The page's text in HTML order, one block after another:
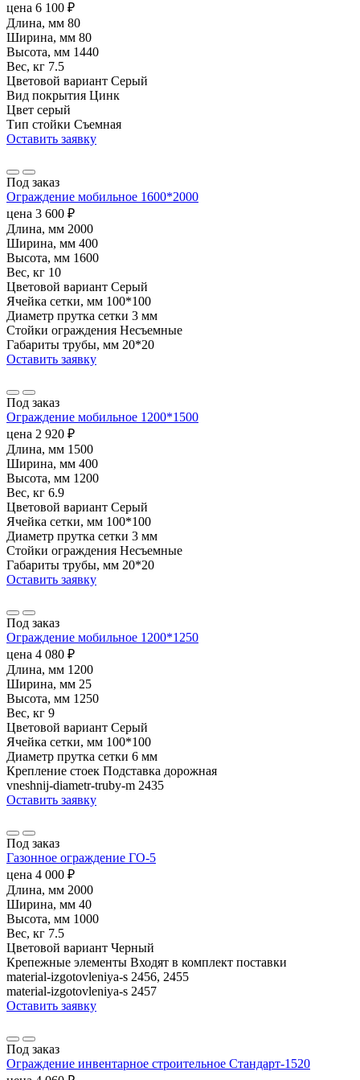
цена 6 100 ₽
Длина, мм 80
Ширина, мм 80
Высота, мм 1440
Вес, кг 7.5
Цветовой вариант Серый
Вид покрытия Цинк
Цвет серый
Тип стойки Съемная
Оставить заявку
Под заказ
Ограждение мобильное 1600*2000
цена 3 600 ₽
Длина, мм 2000
Ширина, мм 400
Высота, мм 1600
Вес, кг 10
Цветовой вариант Серый
Ячейка сетки, мм 100*100
Диаметр прутка сетки 3 мм
Стойки ограждения Несъемные
Габариты трубы, мм 20*20
Оставить заявку
Под заказ
Ограждение мобильное 1200*1500
цена 2 920 ₽
Длина, мм 1500
Ширина, мм 400
Высота, мм 1200
Вес, кг 6.9
Цветовой вариант Серый
Ячейка сетки, мм 100*100
Диаметр прутка сетки 3 мм
Стойки ограждения Несъемные
Габариты трубы, мм 20*20
Оставить заявку
Под заказ
Ограждение мобильное 1200*1250
цена 4 080 ₽
Длина, мм 1200
Ширина, мм 25
Высота, мм 1250
Вес, кг 9
Цветовой вариант Серый
Ячейка сетки, мм 100*100
Диаметр прутка сетки 6 мм
Крепление стоек Подставка дорожная
vneshnij-diametr-truby-m 2435
Оставить заявку
Под заказ
Газонное ограждение ГО-5
цена 4 000 ₽
Длина, мм 2000
Ширина, мм 40
Высота, мм 1000
Вес, кг 7.5
Цветовой вариант Черный
Крепежные элементы Входят в комплект поставки
material-izgotovleniya-s 2456, 2455
material-izgotovleniya-s 2457
Оставить заявку
Под заказ
Ограждение инвентарное строительное Стандарт-1520